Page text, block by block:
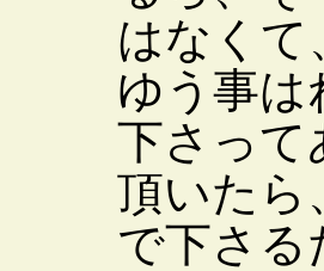
はなくて
ゆう事は
下さって
頂いたら
で下さる